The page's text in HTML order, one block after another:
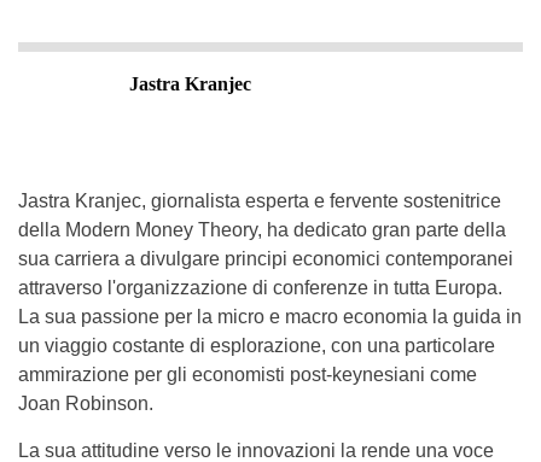
Jastra Kranjec
Jastra Kranjec, giornalista esperta e fervente sostenitrice
della Modern Money Theory, ha dedicato gran parte della
sua carriera a divulgare principi economici contemporanei
attraverso l'organizzazione di conferenze in tutta Europa.
La sua passione per la micro e macro economia la guida in
un viaggio costante di esplorazione, con una particolare
ammirazione per gli economisti post-keynesiani come
Joan Robinson.
La sua attitudine verso le innovazioni la rende una voce